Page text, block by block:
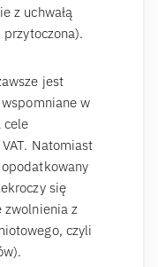
z uchwałą
jest
w
cele
Natomiast
się
zwolnienia z
czyli